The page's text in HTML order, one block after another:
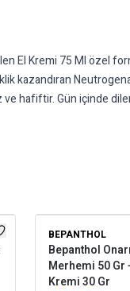
El Kremi 75 Ml
Neutrogena
hafiftir. Gün içinde
BEPANTHOL
Bepanthol
Merhemi 50 Gr
Kremi 30 Gr